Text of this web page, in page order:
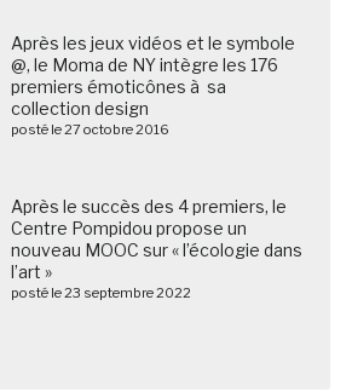
Après les jeux vidéos et le symbole
@, le Moma de NY intègre les 176
premiers émoticônes à sa
collection design
posté le 27 octobre 2016
Après le succès des 4 premiers, le
Centre Pompidou propose un
nouveau MOOC sur « l’écologie dans
l’art »
posté le 23 septembre 2022